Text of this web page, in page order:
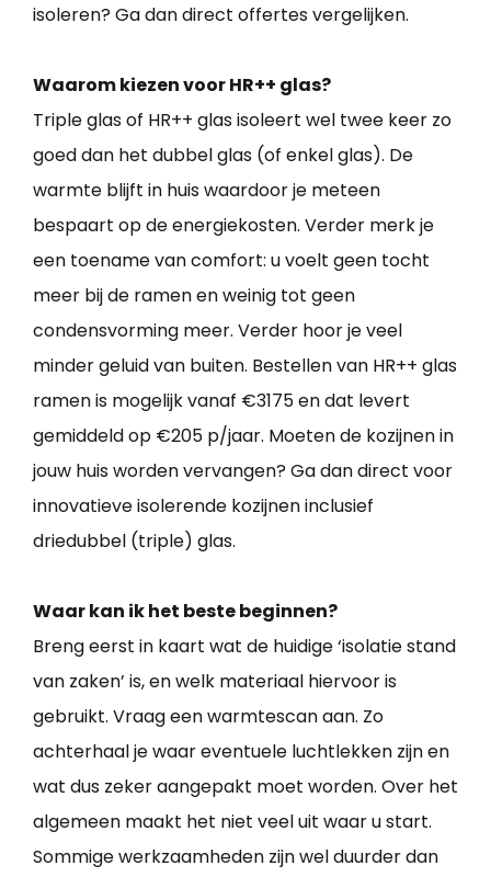
isoleren? Ga dan direct offertes vergelijken.
Waarom kiezen voor HR++ glas?
Triple glas of HR++ glas isoleert wel twee keer zo
goed dan het dubbel glas (of enkel glas). De
warmte blijft in huis waardoor je meteen
bespaart op de energiekosten. Verder merk je
een toename van comfort: u voelt geen tocht
meer bij de ramen en weinig tot geen
condensvorming meer. Verder hoor je veel
minder geluid van buiten. Bestellen van HR++ glas
ramen is mogelijk vanaf €3175 en dat levert
gemiddeld op €205 p/jaar. Moeten de kozijnen in
jouw huis worden vervangen? Ga dan direct voor
innovatieve isolerende kozijnen inclusief
driedubbel (triple) glas.
Waar kan ik het beste beginnen?
Breng eerst in kaart wat de huidige ‘isolatie stand
van zaken’ is, en welk materiaal hiervoor is
gebruikt. Vraag een warmtescan aan. Zo
achterhaal je waar eventuele luchtlekken zijn en
wat dus zeker aangepakt moet worden. Over het
algemeen maakt het niet veel uit waar u start.
Sommige werkzaamheden zijn wel duurder dan